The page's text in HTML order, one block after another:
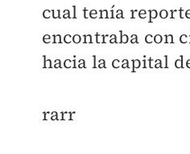
cual tenía
encontraba con
hacia la capital
rarr